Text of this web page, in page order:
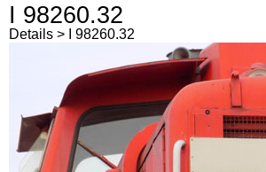
I 98260.32
Details > I 98260.32